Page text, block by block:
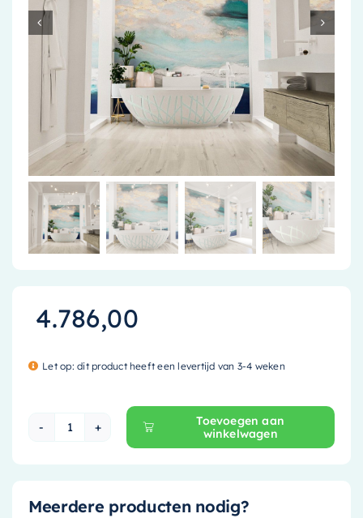
4.786,00
Let op: dit product heeft een levertijd van 3-4 weken
Mondiaz Vrijstaand bad Holm Design -
Toevoegen aan
winkelwagen
Meerdere producten nodig?